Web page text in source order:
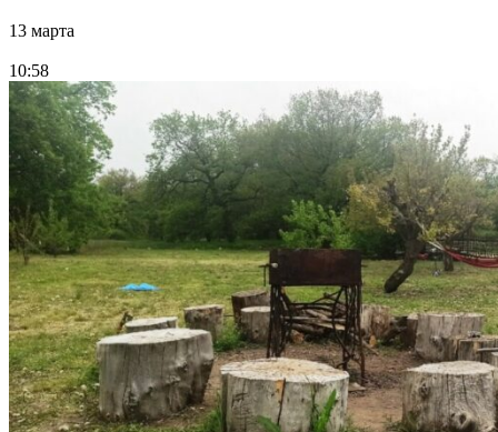
13 марта
10:58